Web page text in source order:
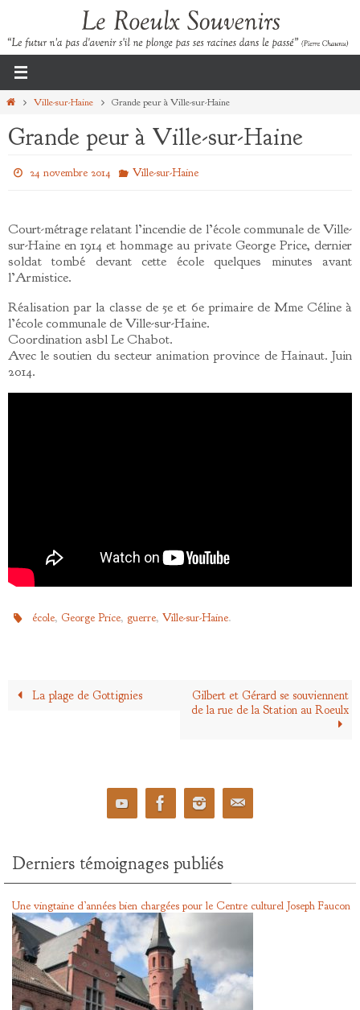
contenu
HomeVille-sur-Haine Grande peur à Ville-sur-Haine
Grande peur à Ville-sur-Haine
24 novembre 2014 Ville-sur-Haine
Court-métrage relatant l’incendie de l’école communale de Ville-
sur-Haine en 1914 et hommage au private George Price, dernier
soldat tombé devant cette école quelques minutes avant
l’Armistice.
Réalisation par la classe de 5e et 6e primaire de Mme Céline à
l’école communale de Ville-sur-Haine.
Coordination asbl Le Chabot.
Avec le soutien du secteur animation province de Hainaut. Juin
2014.
école, George Price, guerre,Ville-sur-Haine.
La plage de Gottignies
Gilbert et Gérard se souviennent
de la rue de la Station au Roeulx
Derniers témoignages publiés
Une vingtaine d’années bien chargées pour le Centre culturel Joseph Faucon